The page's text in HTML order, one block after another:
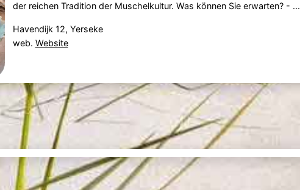
der reichen Tradition der Muschelkultur. Was können Sie erwarten? - ...
Havendijk 12, Yerseke
web. Website